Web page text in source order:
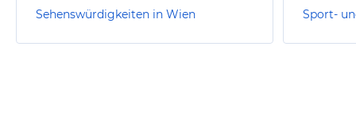
Sehenswürdigkeiten in Wien Sport-